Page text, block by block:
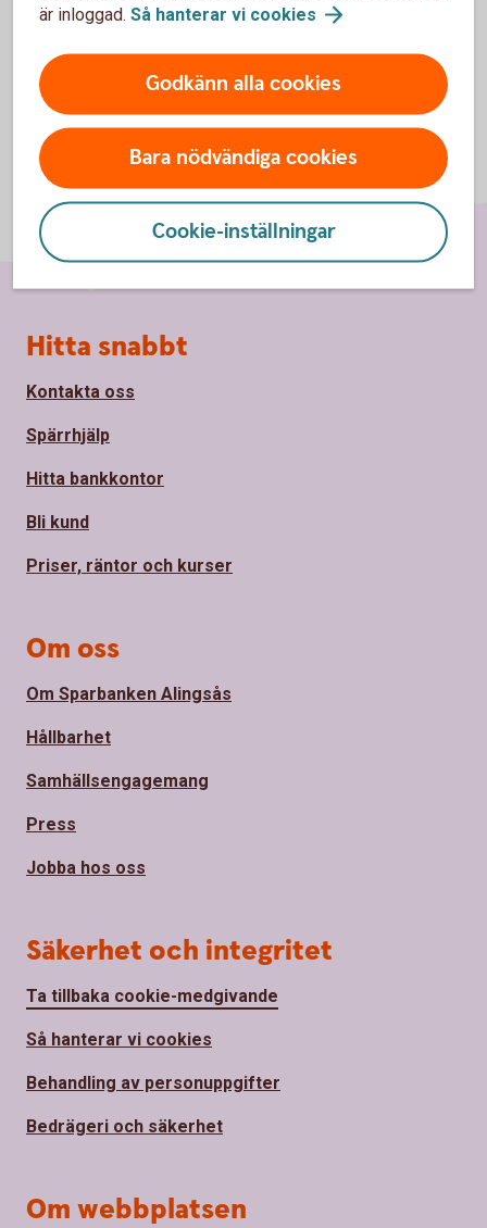
är inloggad. Så hanterar vi cookies
Godkänn alla cookies
Bara nödvändiga cookies
Cookie-inställningar
Sidfot
Hitta snabbt
Kontakta oss
Spärrhjälp
Hitta bankkontor
Bli kund
Priser, räntor och kurser
Om oss
Om Sparbanken Alingsås
Hållbarhet
Samhällsengagemang
Press
Jobba hos oss
Säkerhet och integritet
Ta tillbaka cookie-medgivande
Så hanterar vi cookies
Behandling av personuppgifter
Bedrägeri och säkerhet
Om webbplatsen